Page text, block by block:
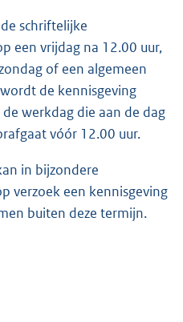
schriftelijke
een vrijdag na 12.00 uur,
of een algemeen
de kennisgeving
werkdag die aan de dag
vóór 12.00 uur.
in bijzondere
verzoek een kennisgeving
buiten deze termijn.